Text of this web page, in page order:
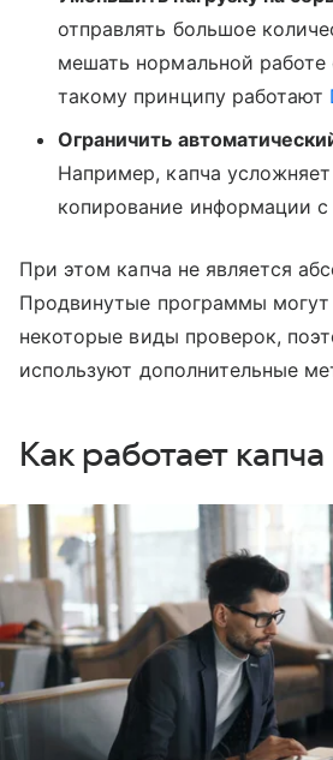
отправлять большое
мешать нормальной
такому принципу работают
Ограничить
Например, капча
копирование информации с
При этом капча не является
Продвинутые программы могут
некоторые виды проверок,
используют дополнительные
Как работает капча